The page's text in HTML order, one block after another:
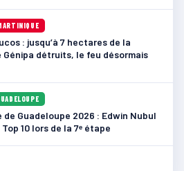
: jusqu’à 7 hectares de la
Génipa détruits, le feu désormais
Guadeloupe 2026 : Edwin Nubul
10 lors de la 7ᵉ étape